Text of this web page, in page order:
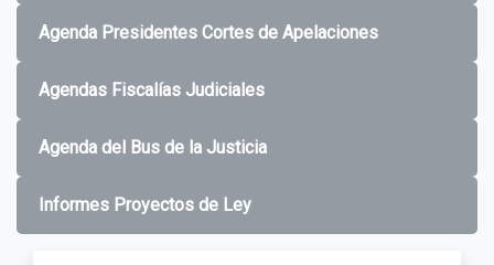
Agenda Presidentes Cortes de Apelaciones
Agendas Fiscalías Judiciales
Agenda del Bus de la Justicia
Informes Proyectos de Ley